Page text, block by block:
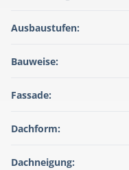
Ausbaustufen:
Bauweise:
Fassade:
Dachform:
Dachneigung: